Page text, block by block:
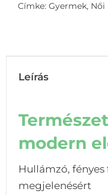
Címke: Gyermek, Női
Leírás
modern
Hullámzó,
megjelenésért